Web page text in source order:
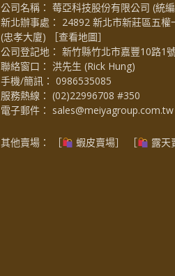
公司名稱： 莓亞科技股份有限公司 (統
新北辦事處： 24892 新北市新莊區五權
(忠孝大廈) ［查看地圖］
公司登記地： 新竹縣竹北市嘉豐10路1
聯絡窗口： 洪先生 (Rick Hung)
手機/簡訊： 0986535085
服務熱線： (02)22996708 #350
電子郵件： sales@meiyagroup.com.tw
其他賣場： ［ 蝦皮賣場］ ［ 露天